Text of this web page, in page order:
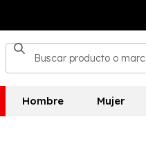
Hombre Mujer